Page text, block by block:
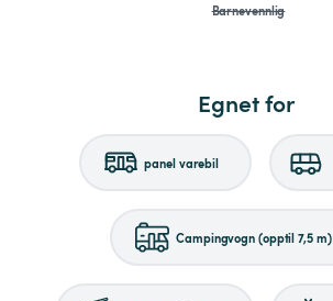
Barnevennlig
Egnet for
panel varebil
Campingvogn (opptil 7,5 m)